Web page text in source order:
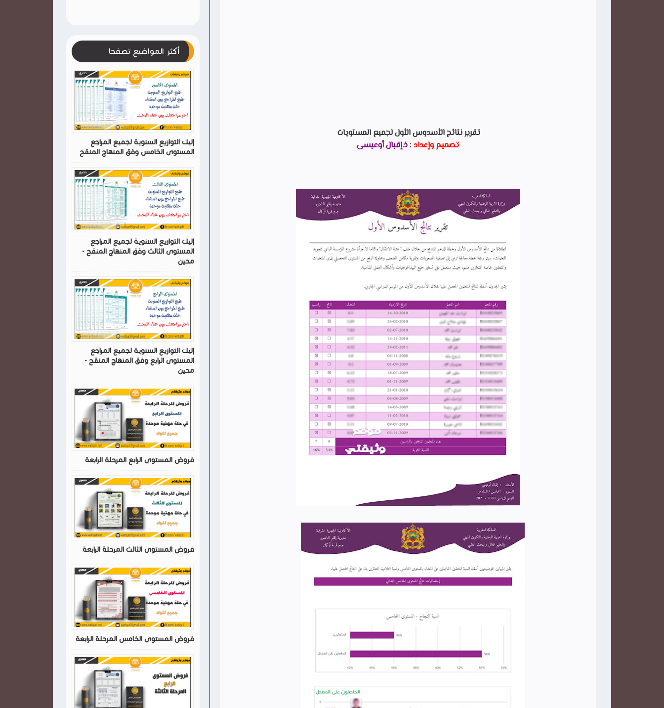
تقرير نتائج الأسدوس الأول لجميع المستويات
تصميم وإعداد : ذ.إقبال أوعيسى
أكثر المواضيع تصفحا
إليك التوازيع السنوية لجميع المراجع
المستوى الخامس وفق المنهاج المنقح
إليك التوازيع السنوية لجميع المراجع
المستوى الثالث وفق المنهاج المنقح -
محين
إليك التوازيع السنوية لجميع المراجع
المستوى الرابع وفق المنهاج المنقح -
محين
فروض المستوى الرابع المرحلة الرابعة
فروض المستوى الثالث المرحلة الرابعة
فروض المستوى الخامس المرحلة الرابعة